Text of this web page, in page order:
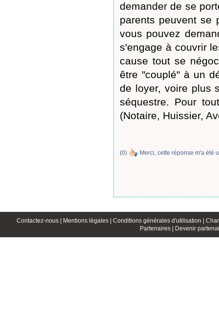
demander de se
parents peuvent se
vous pouvez
s'engage à couvrir
cause tout se
être "couplé" à un
de loyer, voire plus
séquestre. Pour
(Notaire, Huissier,
(0) Merci, cette réponse m'a été
Contactez-nous | Mentions légales | Conditions générales d'utilisation |
Partenaires |
Devenir